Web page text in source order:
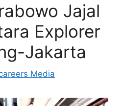
Jajal
Explorer
Jakarta
Media